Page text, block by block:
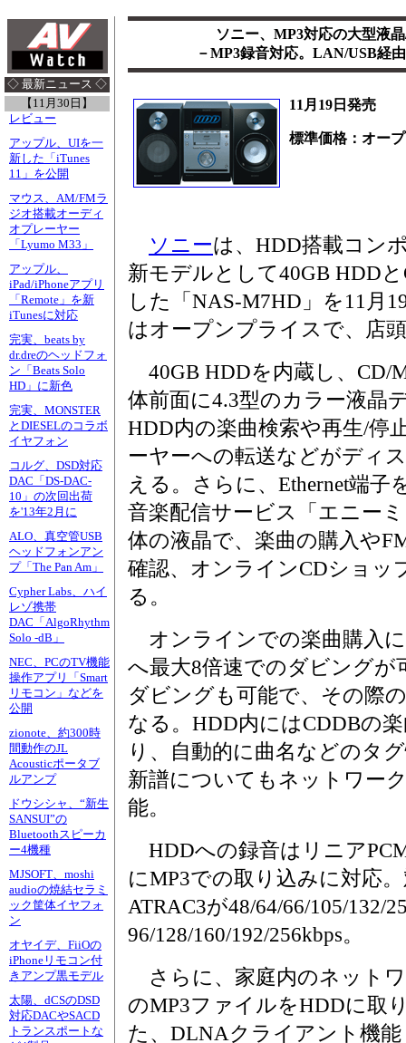
◇ 最新ニュース ◇
【11月30日】
レビュー
アップル、UIを一
新した「iTunes
11」を公開
マウス、AM/FMラ
ジオ搭載オーディ
オプレーヤー
「Lyumo M33」
アップル、
iPad/iPhoneアプリ
「Remote」を新
iTunesに対応
完実、beats by
dr.dreのヘッドフォ
ン「Beats Solo
HD」に新色
完実、MONSTER
とDIESELのコラボ
イヤフォン
コルグ、DSD対応
DAC「DS-DAC-
10」の次回出荷
を'13年2月に
ALO、真空管USB
ヘッドフォンアン
プ「The Pan Am」
Cypher Labs、ハイ
レゾ携帯
DAC「AlgoRhythm
Solo -dB」
NEC、PCのTV機能
操作アプリ「Smart
リモコン」などを
公開
zionote、約300時
間動作のJL
Acousticポータブ
ルアンプ
ドウシシャ、“新生
SANSUI”の
Bluetoothスピーカ
ー4機種
MJSOFT、moshi
audioの焼結セラミ
ック筐体イヤフォ
ン
オヤイデ、FiiOの
iPhoneリモコン付
きアンプ黒モデル
太陽、dCSのDSD
対応DACやSACD
トランスポートな
ソニー、MP3対応の大型液
－MP3録音対応。LAN/USB経
11月19日発売
標準価格：オー
ソニーは、HDD搭載コン
新モデルとして40GB HDD
した「NAS-M7HD」を11月
はオープンプライスで、店
40GB HDDを内蔵し、CD/
体前面に4.3型のカラー液晶
HDD内の楽曲検索や再生/停
ーヤーへの転送などがディ
える。さらに、Ethernet端
音楽配信サービス「エニー
体の液晶で、楽曲の購入や
確認、オンラインCDショッ
る。
オンラインでの楽曲購入
へ最大8倍速でのダビングが
ダビングも可能で、その際
なる。HDD内にはCDDBの
り、自動的に曲名などのタ
新譜についてもネットワー
能。
HDDへの録音はリニア
にMP3での取り込みに対応
ATRAC3が48/64/66/105/132/
96/128/160/192/256kbps。
さらに、家庭内のネット
のMP3ファイルをHDDに取
た、DLNAクライアント機